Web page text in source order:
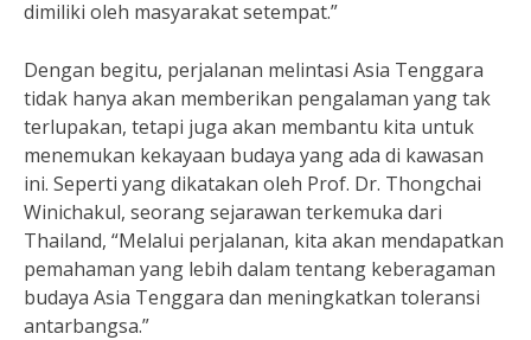
dimiliki oleh masyarakat setempat.”
Dengan begitu, perjalanan melintasi Asia Tenggara
tidak hanya akan memberikan pengalaman yang tak
terlupakan, tetapi juga akan membantu kita untuk
menemukan kekayaan budaya yang ada di kawasan
ini. Seperti yang dikatakan oleh Prof. Dr. Thongchai
Winichakul, seorang sejarawan terkemuka dari
Thailand, “Melalui perjalanan, kita akan mendapatkan
pemahaman yang lebih dalam tentang keberagaman
budaya Asia Tenggara dan meningkatkan toleransi
antarbangsa.”